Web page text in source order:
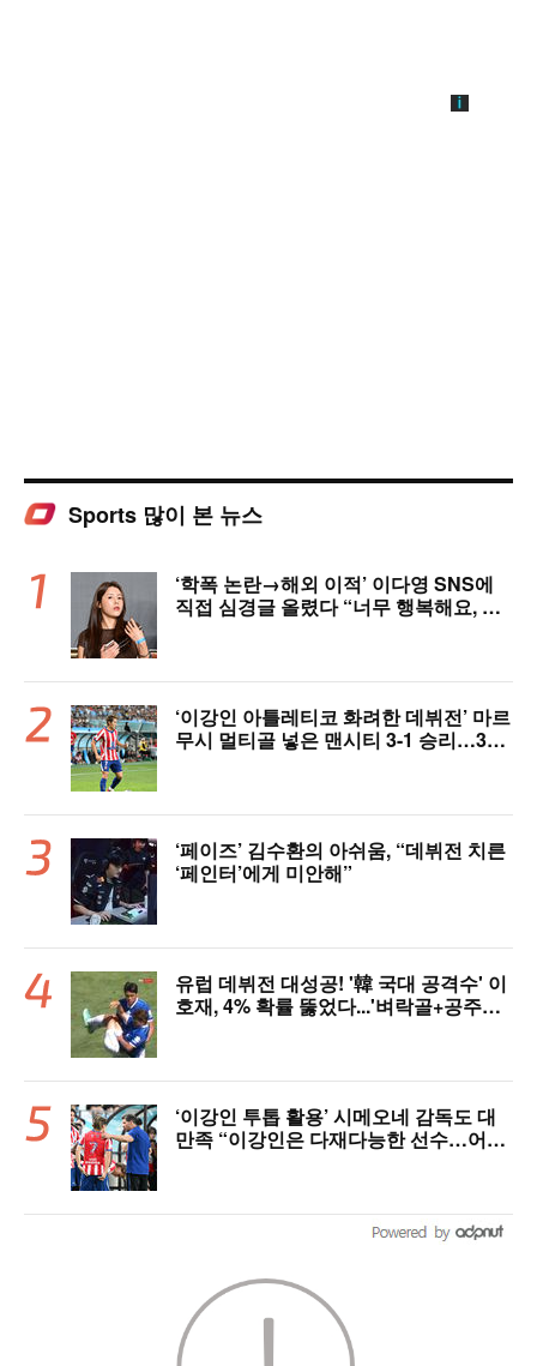
Sports 많이 본 뉴스
‘학폭 논란→해외 이적’ 이다영 SNS에
직접 심경글 올렸다 “너무 행복해요, 여
‘이강인 아틀레티코 화려한 데뷔전’ 마르
무시 멀티골 넣은 맨시티 3-1 승리…3년
‘페이즈’ 김수환의 아쉬움, “데뷔전 치른
‘페인터’에게 미안해”
유럽 데뷔전 대성공! '韓 국대 공격수' 이
호재, 4% 확률 뚫었다...'벼락골+공주님
‘이강인 투톱 활용’ 시메오네 감독도 대
만족 “이강인은 다재다능한 선수…어떤